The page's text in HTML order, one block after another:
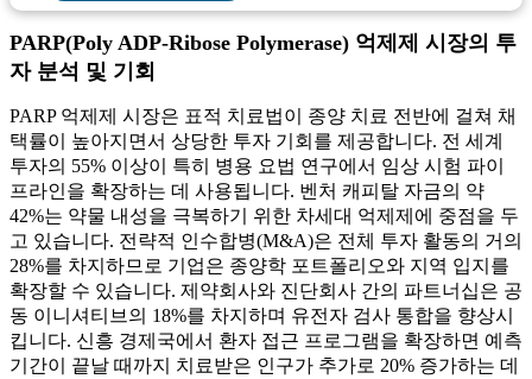
PARP(Poly ADP-Ribose Polymerase) 억제제 시장의 투
자 분석 및 기회
PARP 억제제 시장은 표적 치료법이 종양 치료 전반에 걸쳐 채
택률이 높아지면서 상당한 투자 기회를 제공합니다. 전 세계
투자의 55% 이상이 특히 병용 요법 연구에서 임상 시험 파이
프라인을 확장하는 데 사용됩니다. 벤처 캐피탈 자금의 약
42%는 약물 내성을 극복하기 위한 차세대 억제제에 중점을 두
고 있습니다. 전략적 인수합병(M&A)은 전체 투자 활동의 거의
28%를 차지하므로 기업은 종양학 포트폴리오와 지역 입지를
확장할 수 있습니다. 제약회사와 진단회사 간의 파트너십은 공
동 이니셔티브의 18%를 차지하며 유전자 검사 통합을 향상시
킵니다. 신흥 경제국에서 환자 접근 프로그램을 확장하면 예측
기간이 끝날 때까지 치료받은 인구가 추가로 20% 증가하는 데